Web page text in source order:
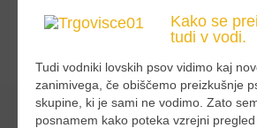
Kako se
tudi v vodi.
Tudi vodniki lovskih psov vidimo kaj
zanimivega, če obiščemo preizkušnje
skupine, ki je sami ne vodimo. Zato
posnamem kako poteka vzrejni